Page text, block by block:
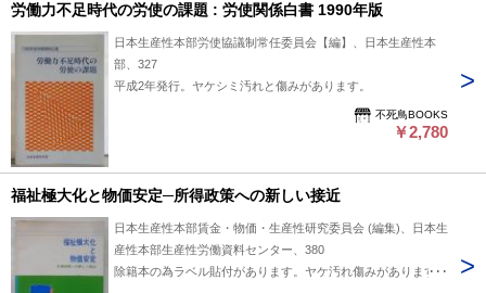
労働力不足時代の労使の課題 : 労使関係白書 1990年版
日本生産性本部労使協議制常任委員会【編】、日本生産性本
部、327
平成2年発行。ヤケシミ汚れと傷みがあります。
不死鳥BOOKS
￥2,780
福祉極大化と物価安定─所得政策への新しい接近
日本生産性本部賃金・物価・生産性研究委員会 (編集)、日本生
産性本部生産性労働資料センター、380
除籍本の為ラベル貼付があります。ヤケ汚れ傷みがあります。